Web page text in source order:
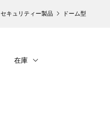
セキュリティー製品 ドーム型
在庫